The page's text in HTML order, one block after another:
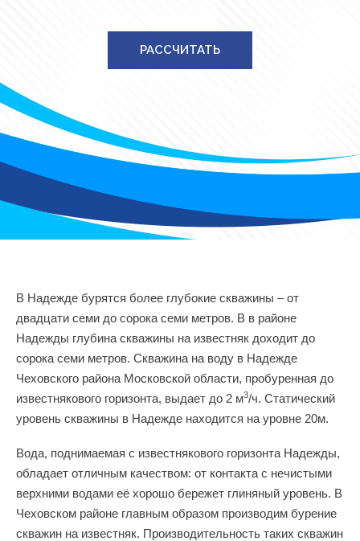
РАССЧИТАТЬ
В Надежде бурятся более глубокие скважины – от
двадцати семи до сорока семи метров. В в районе
Надежды глубина скважины на известняк доходит до
сорока семи метров. Скважина на воду в Надежде
Чеховского района Московской области, пробуренная до
известнякового горизонта, выдает до 2 м3/ч. Статический
уровень скважины в Надежде находится на уровне 20м.
Вода, поднимаемая с известнякового горизонта Надежды,
обладает отличным качеством: от контакта с нечистыми
верхними водами её хорошо бережет глиняный уровень. В
Чеховском районе главным образом производим бурение
скважин на известняк. Производительность таких скважин